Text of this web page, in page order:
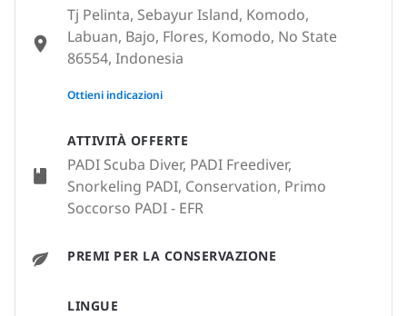
ATTIVITÀ OFFERTE
PADI Scuba Diver, PADI Freediver,
Snorkeling PADI, Conservation, Primo
Soccorso PADI - EFR
PREMI PER LA CONSERVAZIONE
LINGUE
Tj Pelinta, Sebayur Island, Komodo,
Labuan, Bajo, Flores, Komodo, No State
86554, Indonesia
None
Ottieni indicazioni